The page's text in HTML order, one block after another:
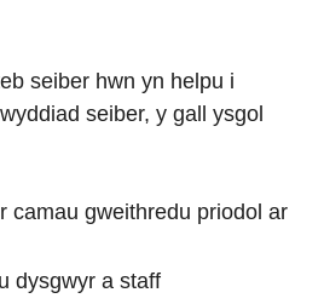
seiber hwn yn helpu i
seiber, y gall ysgol
camau gweithredu priodol ar
dysgwyr a staff